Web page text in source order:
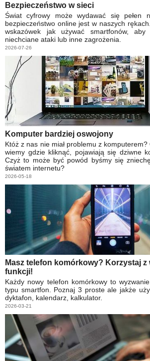
Bezpieczeństwo w sieci
Świat cyfrowy może wydawać się pełen
bezpieczeństwo online jest w naszych
wskazówek jak używać smartfonów,
niechciane ataki lub inne zagrożenia.
2026-07-26
Komputer bardziej oswojony
Któż z nas nie miał problemu z
wiemy gdzie kliknąć, pojawiają się dziwne
Czyż to może być powód byśmy się
światem internetu?
2026-05-18
Masz telefon komórkowy? Korzystaj
funkcji!
Każdy nowy telefon komórkowy to
typu smartfon. Poznaj 3 proste ale jakże
dyktafon, kalendarz, kalkulator.
2026-03-21